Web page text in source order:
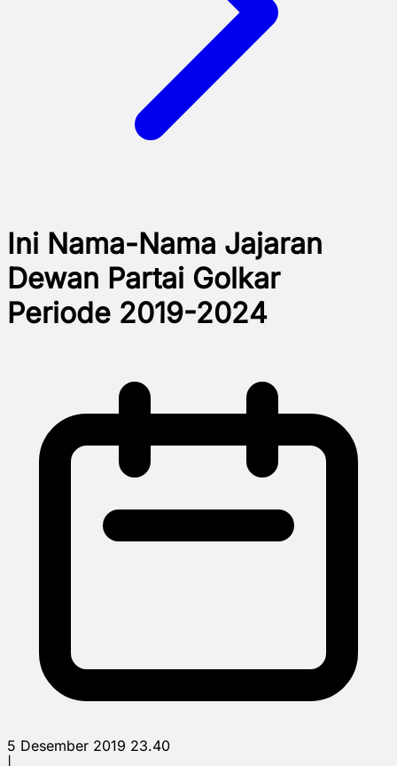
Ini Nama-Nama Jajaran
Dewan Partai Golkar
Periode 2019-2024
5 Desember 2019 23.40